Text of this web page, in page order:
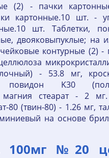
(2) - пачки
картонные.10 шт. -
шт. Таблетки,
двояковыпуклые; на
контурные (2) -
- 53.8 мг,
K30
стеарат - 2 мг.
80 (твин-80) - 1.26 мг,
на основе
100мг №20